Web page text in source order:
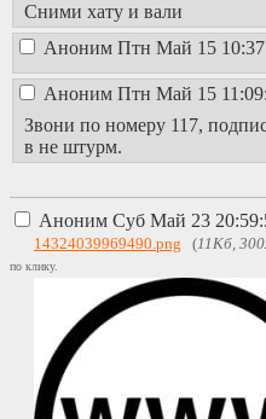
Сними хату и вали
Аноним Птн Май 15
Аноним Птн Май 15
Звони по номеру 117,
в не штурм.
Аноним Суб Май 23
14324039969490.png (11Кб,
по клику.